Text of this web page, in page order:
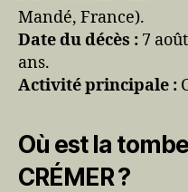
Mandé, France).
Date du décès : 7
ans.
Activité principale :
Où est la
CRÉMER ?